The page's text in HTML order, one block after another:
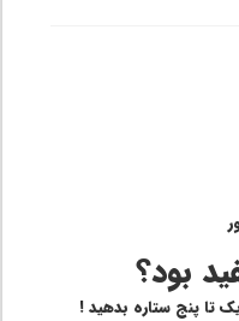
بود؟
تا پنج ستاره بدهید !